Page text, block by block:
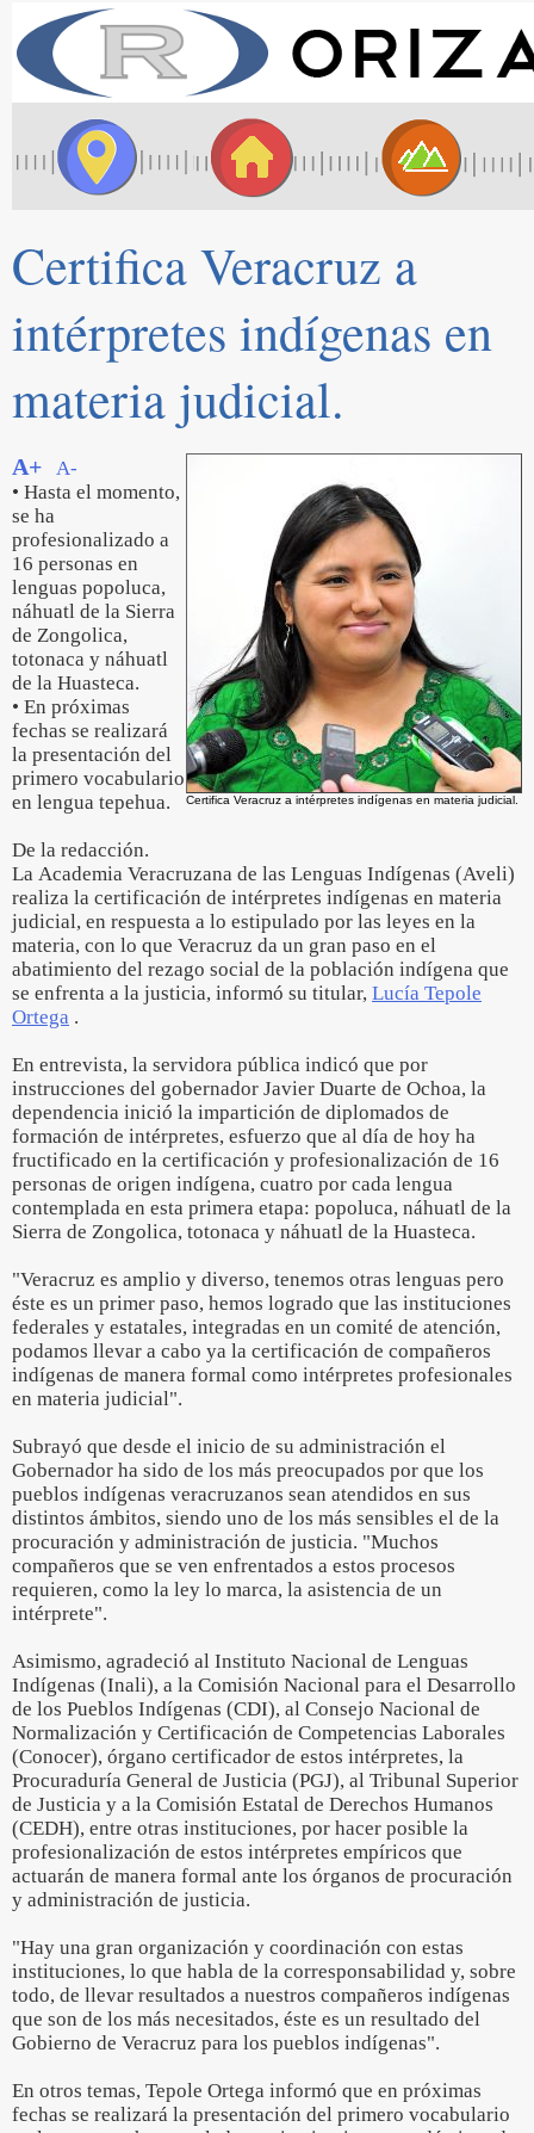
Certifica Veracruz a
intérpretes indígenas en
materia judicial.
Certifica Veracruz a intérpretes indígenas en materia judicial.
A+
A-
• Hasta el momento,
se ha
profesionalizado a
16 personas en
lenguas popoluca,
náhuatl de la Sierra
de Zongolica,
totonaca y náhuatl
de la Huasteca.
• En próximas
fechas se realizará
la presentación del
primero vocabulario
en lengua tepehua.
De la redacción.
La Academia Veracruzana de las Lenguas Indígenas (Aveli)
realiza la certificación de intérpretes indígenas en materia
judicial, en respuesta a lo estipulado por las leyes en la
materia, con lo que Veracruz da un gran paso en el
abatimiento del rezago social de la población indígena que
se enfrenta a la justicia, informó su titular, Lucía Tepole
Ortega .
En entrevista, la servidora pública indicó que por
instrucciones del gobernador Javier Duarte de Ochoa, la
dependencia inició la impartición de diplomados de
formación de intérpretes, esfuerzo que al día de hoy ha
fructificado en la certificación y profesionalización de 16
personas de origen indígena, cuatro por cada lengua
contemplada en esta primera etapa: popoluca, náhuatl de la
Sierra de Zongolica, totonaca y náhuatl de la Huasteca.
"Veracruz es amplio y diverso, tenemos otras lenguas pero
éste es un primer paso, hemos logrado que las instituciones
federales y estatales, integradas en un comité de atención,
podamos llevar a cabo ya la certificación de compañeros
indígenas de manera formal como intérpretes profesionales
en materia judicial".
Subrayó que desde el inicio de su administración el
Gobernador ha sido de los más preocupados por que los
pueblos indígenas veracruzanos sean atendidos en sus
distintos ámbitos, siendo uno de los más sensibles el de la
procuración y administración de justicia. "Muchos
compañeros que se ven enfrentados a estos procesos
requieren, como la ley lo marca, la asistencia de un
intérprete".
Asimismo, agradeció al Instituto Nacional de Lenguas
Indígenas (Inali), a la Comisión Nacional para el Desarrollo
de los Pueblos Indígenas (CDI), al Consejo Nacional de
Normalización y Certificación de Competencias Laborales
(Conocer), órgano certificador de estos intérpretes, la
Procuraduría General de Justicia (PGJ), al Tribunal Superior
de Justicia y a la Comisión Estatal de Derechos Humanos
(CEDH), entre otras instituciones, por hacer posible la
profesionalización de estos intérpretes empíricos que
actuarán de manera formal ante los órganos de procuración
y administración de justicia.
"Hay una gran organización y coordinación con estas
instituciones, lo que habla de la corresponsabilidad y, sobre
todo, de llevar resultados a nuestros compañeros indígenas
que son de los más necesitados, éste es un resultado del
Gobierno de Veracruz para los pueblos indígenas".
En otros temas, Tepole Ortega informó que en próximas
fechas se realizará la presentación del primero vocabulario